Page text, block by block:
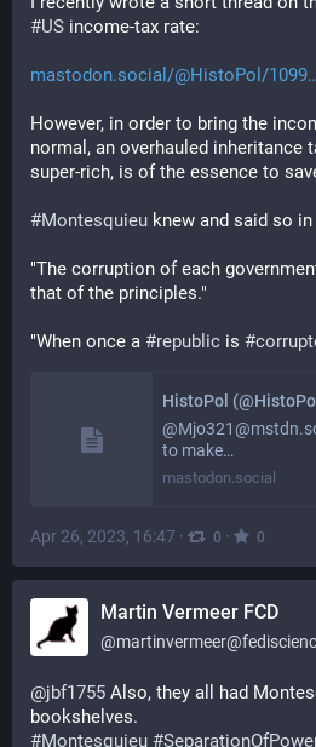
#US income-tax rate:
mastodon.social/@HistoPol/1099
However, in order to bring the
normal, an overhauled inheritance
super-rich, is of the essence to
#Montesquieu knew and said so
"The corruption of each
that of the principles."
"When once a #republic is #
HistoPol
to make…
mastodon.social
Apr 26, 2023, 16:47 · 0 · 0
Martin Vermeer FCD
@
@jbf1755 Also, they all had
bookshelves.
#Montesquieu #